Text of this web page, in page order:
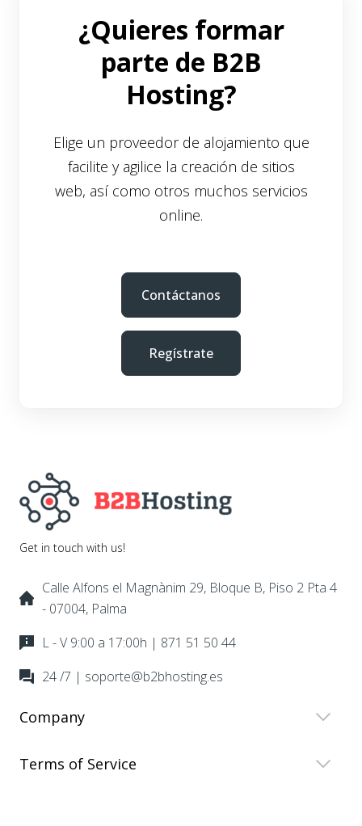
¿Quieres formar
parte de B2B
Hosting?
Elige un proveedor de alojamiento que
facilite y agilice la creación de sitios
web, así como otros muchos servicios
online.
Regístrate
Contáctanos
Get in touch with us!
Calle Alfons el Magnànim 29, Bloque B, Piso 2 Pta 4
- 07004, Palma
L - V 9:00 a 17:00h | 871 51 50 44
24 /7 | soporte@b2bhosting.es
Company
Terms of Service